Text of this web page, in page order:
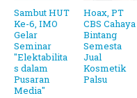
Sambut HUT
Ke-6, IMO
Gelar
Seminar
"Elektabilita
s dalam
Pusaran
Media"
Hoax, PT
CBS Cahaya
Bintang
Semesta
Jual
Kosmetik
Palsu